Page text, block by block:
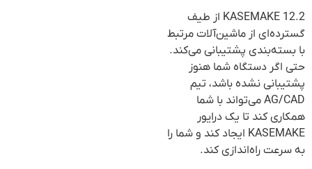
KASEMAKE 12.2 از طیف
گسترده‌ای از ماشین‌آلات مرتبط
با بسته‌بندی پشتیبانی می‌کند.
حتی اگر دستگاه شما هنوز
پشتیبانی نشده باشد، تیم
AG/CAD می‌تواند با شما
همکاری کند تا یک درایور
KASEMAKE ایجاد کند و شما را
به سرعت راه‌اندازی کند.